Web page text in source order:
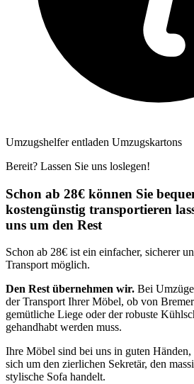
Umzugshelfer entladen Umzugskartons
Bereit? Lassen Sie uns loslegen!
Schon ab 28€ können Sie
kostengünstig transportieren
uns um den Rest
Schon ab 28€ ist ein einfacher, sicherer
Transport möglich.
Den Rest übernehmen wir. Bei
der Transport Ihrer Möbel, ob von
gemütliche Liege oder der robuste
gehandhabt werden muss.
Ihre Möbel sind bei uns in guten
sich um den zierlichen Sekretär, den
stylische Sofa handelt.